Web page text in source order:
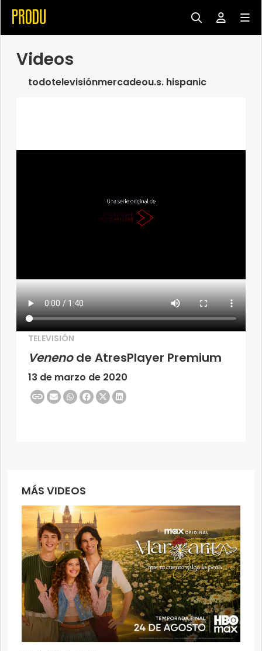
Videos
todotelevisiónmercadeou.s. hispanic
TELEVISIÓN
Venenode AtresPlayer Premium
13 de marzo de 2020
MÁS VIDEOS